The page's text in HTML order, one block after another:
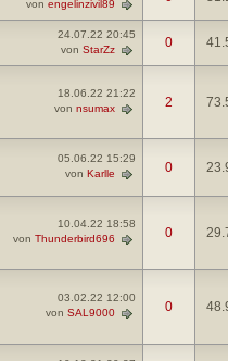
von engelinzivil89
24.07.22 20:45
von StarZz 0
18.06.22 21:22
von nsumax 2
05.06.22 15:29
von Karlle 0
10.04.22 18:58
von Thunderbird696 0
03.02.22 12:00
von SAL9000 0